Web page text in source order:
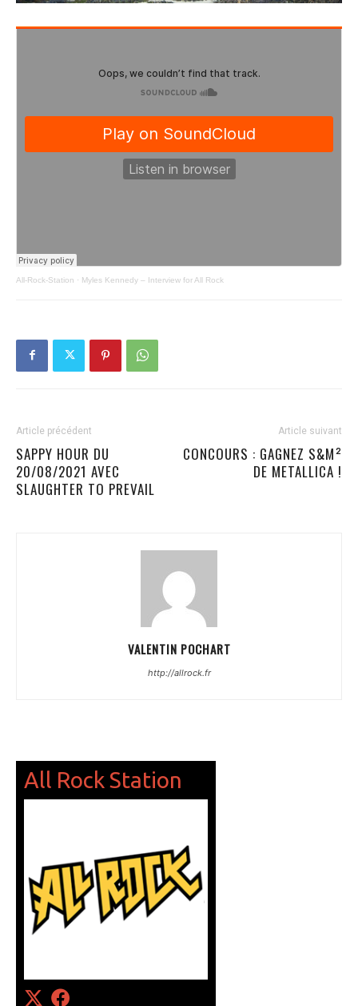
All-Rock-Station · Myles Kennedy – Interview for All Rock
Article précédent
SAPPY HOUR DU
20/08/2021 AVEC
SLAUGHTER TO PREVAIL
Article suivant
CONCOURS : GAGNEZ S&M²
DE METALLICA !
VALENTIN POCHART
http://allrock.fr